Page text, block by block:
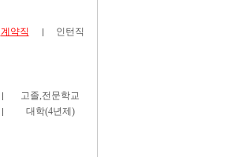
계약직
인턴직
고졸,전문학교
대학(4년제)